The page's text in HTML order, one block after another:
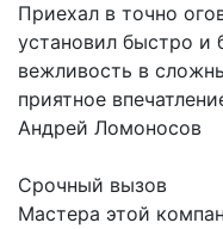
Приехал в точно
установил быстро и
вежливость в
приятное
Андрей Ломоносов
Срочный вызов
Мастера этой